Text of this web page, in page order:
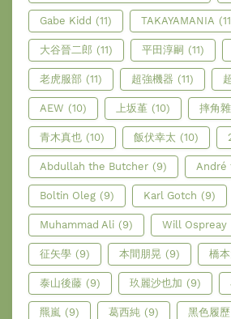
Gabe Kidd (11) TAKAYAMANIA
大谷晉二郎 (11) 平田淳嗣 (11)
老虎服部 (11) 超強機器 (11)
AEW (10) 上坂堇 (10) 摔角
青木真也 (10) 飯伏幸太 (10)
Abdullah the Butcher (9) André
Boltin Oleg (9) Karl Gotch (9)
Muhammad Ali (9) Will Ospreay
征矢學 (9) 本間朋晃 (9) 橋
泰山後藤 (9) 玖麗沙也加 (9)
羆嵐 (9) 葛西純 (9) 黑色履歷